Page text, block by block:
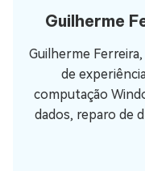
Guilherme
Guilherme
de
computação
dados, reparo de